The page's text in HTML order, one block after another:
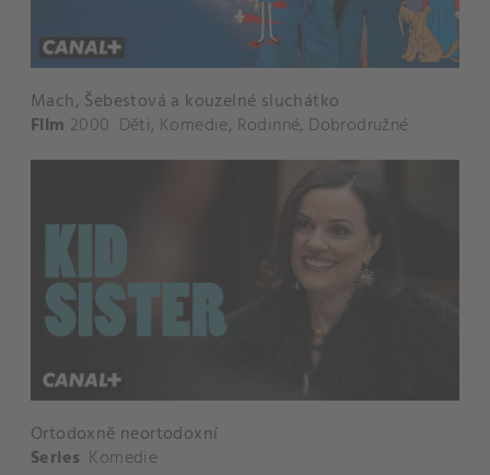
Mach, Šebestová a kouzelné sluchátko
Film 2000 Děti, Komedie, Rodinné, Dobrodružné
Ortodoxně neortodoxní
Series Komedie